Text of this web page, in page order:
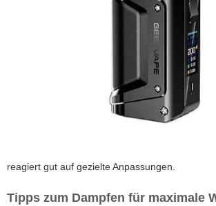
reagiert gut auf gezielte Anpassungen.
Tipps zum Dampfen für maximale